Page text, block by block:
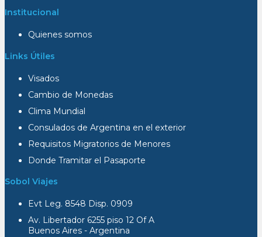
Institucional
Quienes somos
Links Útiles
Visados
Cambio de Monedas
Clima Mundial
Consulados de Argentina en el exterior
Requisitos Migratorios de Menores
Donde Tramitar el Pasaporte
Sobol Viajes
Evt Leg. 8548 Disp. 0909
Av. Libertador 6255 piso 12 Of A
Buenos Aires - Argentina